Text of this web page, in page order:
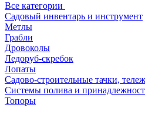
Все категории
Садовый инвентарь и инструмент
Метлы
Грабли
Дровоколы
Ледоруб-скребок
Лопаты
Садово-строительные тачки,
Системы полива и
Топоры